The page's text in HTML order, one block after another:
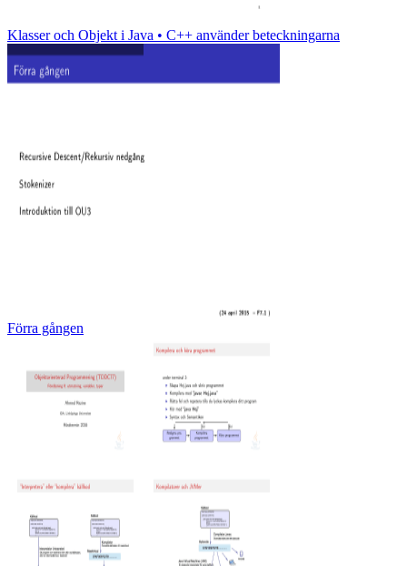
Klasser och Objekt i Java • C++ använder beteckningarna
Förra gången